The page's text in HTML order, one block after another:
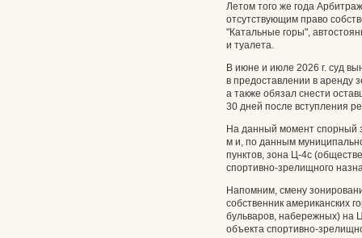
Летом того же года
отсутствующим право
"Катальные горы",
и туалета.
В июне и июле 2026 г. суд
в предоставлении в аренду
а также обязал снести
30 дней после вступления
На данный момент спорный
м и, по данным
пунктов, зона Ц-4с
спортивно-зрелищного
Напомним, смену
собственник американских
бульваров, набережных) на
объекта спортивно-